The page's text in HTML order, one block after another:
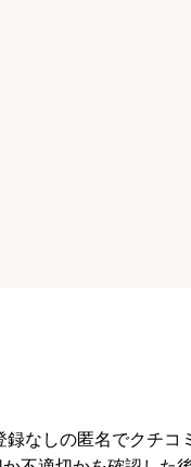
なしの匿名でクチコ